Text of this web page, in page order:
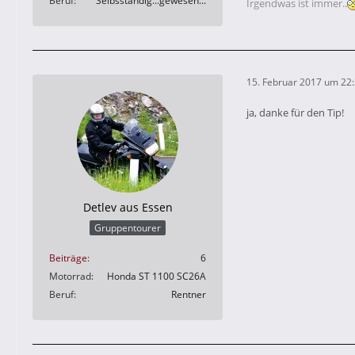
Irgendwas ist immer..
Detlev aus Essen
Gruppentourer
Beiträge
6
Motorrad
Honda ST 1100 SC26A
Beruf
Rentner
15. Februar 2017 um
ja, danke für den Tip!